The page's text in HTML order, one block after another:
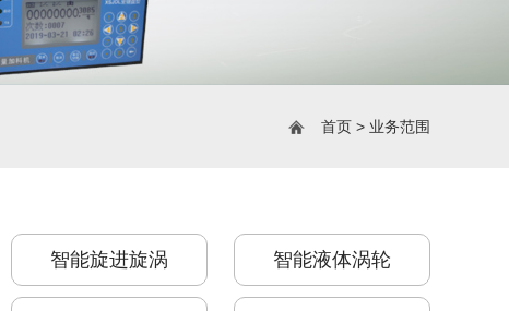
首页 > 业务范围
智能旋进旋涡 智能液体涡轮